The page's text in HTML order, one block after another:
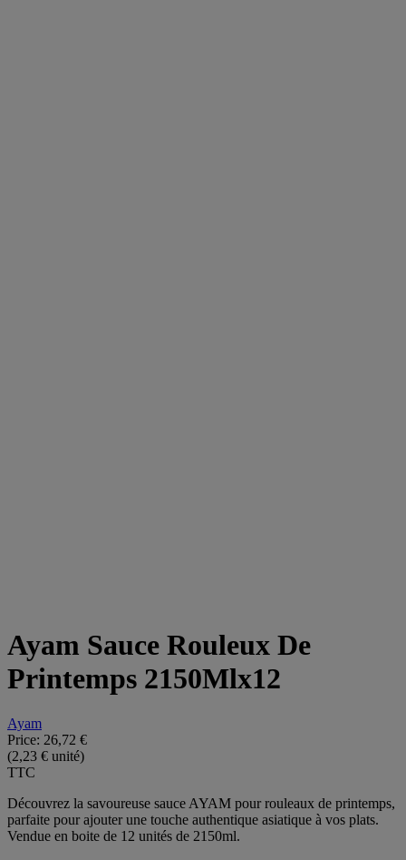
Ayam Sauce Rouleux De
Printemps 2150Mlx12
Ayam
Price: 26,72 €
(2,23 € unité)
TTC
Découvrez la savoureuse sauce AYAM pour rouleaux de printemps,
parfaite pour ajouter une touche authentique asiatique à vos plats.
Vendue en boite de 12 unités de 2150ml.